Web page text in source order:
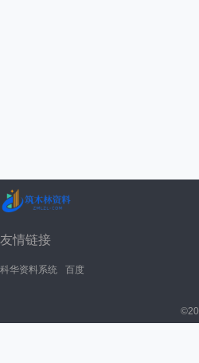
友情链接
科华资料系统 百度